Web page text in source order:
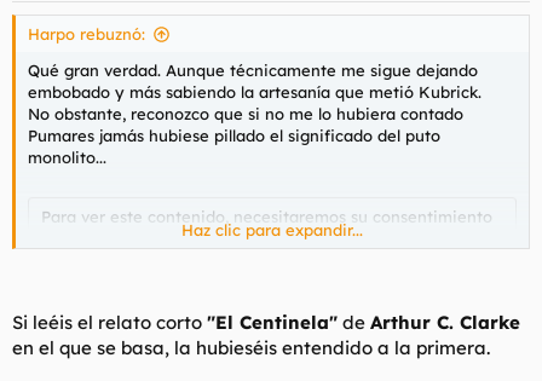
Harpo rebuznó:
Qué gran verdad. Aunque técnicamente me sigue dejando
embobado y más sabiendo la artesanía que metió Kubrick.
No obstante, reconozco que si no me lo hubiera contado
Pumares jamás hubiese pillado el significado del puto
monolito...
Para ver este contenido, necesitaremos su consentimiento
para configurar cookies de terceros.
Aceptar cookies de terceros
Haz clic para expandir...
Si leéis el relato corto "El Centinela" de Arthur C. Clarke
en el que se basa, la hubieséis entendido a la primera.